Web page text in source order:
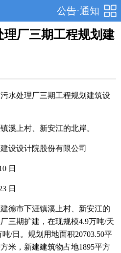
公告·通知
理厂三期工程规划建
水处理厂三期工程规划建筑设
溪上村、新安江的北岸。
设设计院股份有限公司
日
日
德市下涯镇溪上村、新安江的
三期扩建，在现规模4.9万吨/天
/日。规划用地面积20703.50平
米，新建建筑物占地1895平方